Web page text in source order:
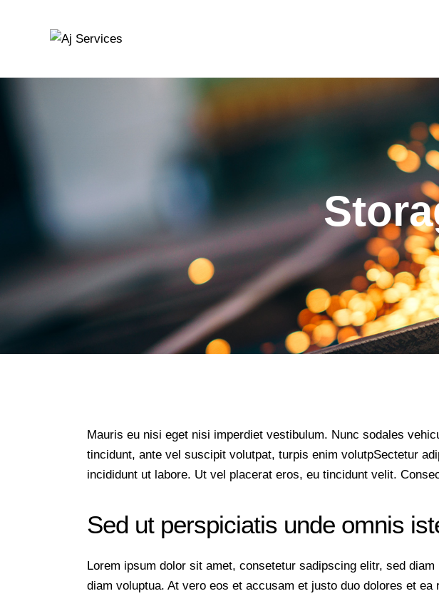
Mauris eu nisi eget nisi imperdiet vestibulum. Nunc sodales
tincidunt, ante vel suscipit volutpat, turpis enim volutpSectetur
incididunt ut labore. Ut vel placerat eros, eu tincidunt velit.
Sed ut perspiciatis unde omnis
Lorem ipsum dolor sit amet, consetetur sadipscing elitr, sed
diam voluptua. At vero eos et accusam et justo duo dolores et